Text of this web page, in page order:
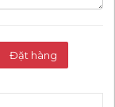
Đặt hàng